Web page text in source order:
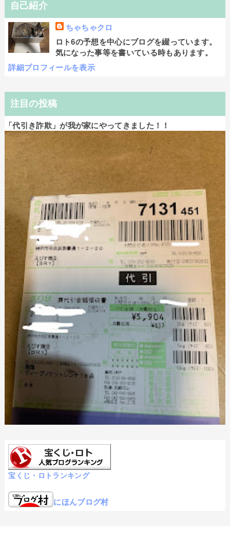
自己紹介
ちゃちゃクロ
ロト6の予想を中心にブログを綴っています。
気になった事等を書いている時もあります。
詳細プロフィールを表示
注目の投稿
「代引き詐欺」が我が家にやってきました！！
宝くじ・ロトランキング
にほんブログ村